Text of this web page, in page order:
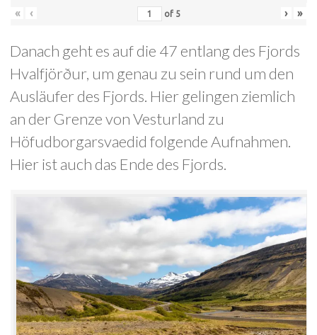
« ‹ of 5 › »
Danach geht es auf die 47 entlang des Fjords
Hvalfjörður, um genau zu sein rund um den
Ausläufer des Fjords. Hier gelingen ziemlich
an der Grenze von Vesturland zu
Höfudborgarsvaedid folgende Aufnahmen.
Hier ist auch das Ende des Fjords.